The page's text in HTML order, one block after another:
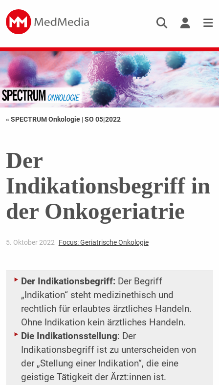
« SPECTRUM Onkologie |SO 05|2022
Der
Indikationsbegriff in
der Onkogeriatrie
5. Oktober 2022 Focus: Geriatrische Onkologie
Der Indikationsbegriff: Der Begriff
„Indikation“ steht medizinethisch und
rechtlich für erlaubtes ärztliches Handeln.
Ohne Indikation kein ärztliches Handeln.
Die Indikationsstellung: Der
Indikationsbegriff ist zu unterscheiden von
der „Stellung einer Indikation“, die eine
geistige Tätigkeit der Ärzt:innen ist.